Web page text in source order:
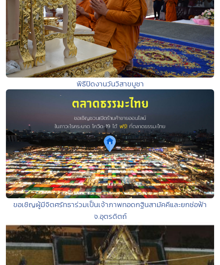
พิธีปิดงานวันวิสาขบูชา
ขอเชิญผู้มีจิตศรัทธาร่วมเป็นเจ้าภาพทอดกฐินสามัคคีและยกช่อฟ้า
จ.อุตรดิตถ์